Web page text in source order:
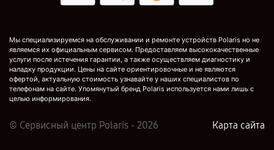
Мы специализируемся на обслуживании и ремонте устройств Polaris но не
являемся их официальным сервисом. Предоставляем высококачественные
услуги после истечения гарантии, а также осуществляем диагностику и
наладку продукции. Цены на сайте ориентировочные и не являются
офертой, актуальную стоимость узнавайте у наших специалистов по
телефонам на сайте. Упомянутый бренд Polaris используется нами лишь с
целью информирования.
© Сервисный центр Polaris - 2026 Карта сайта